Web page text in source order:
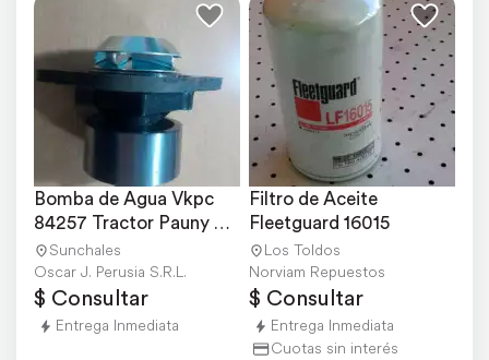
Bomba de Agua Vkpc
84257 Tractor Pauny
Motor Cummins 6btaa
Sunchales
Oscar J. Perusia S.R.L.
$ Consultar
Entrega Inmediata
Filtro de Aceite
Fleetguard 16015
Los Toldos
Norviam Repuestos
$ Consultar
Entrega Inmediata
Cuotas sin interés